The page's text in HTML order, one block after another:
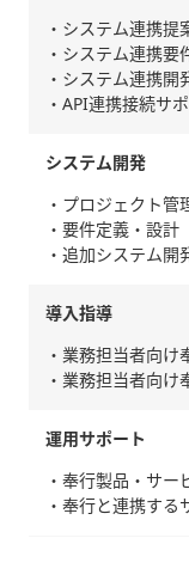
・システム連携提
・システム連携要
・システム連携開
・API連携接続サ
システム開発
・プロジェクト管
・要件定義・設計
・追加システム開
導入指導
・業務担当者向け
・業務担当者向け
運用サポート
・奉行製品・サー
・奉行と連携する